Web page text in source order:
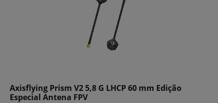
Axisflying Prism V2 5,8 G LHCP 60 mm Edição
Especial Antena FPV